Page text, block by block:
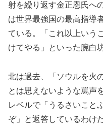
射を繰り返す金正恩氏へ
は世界最強国の最高指導
ている。「これ以上いう
けてやる」といった腕白
北は過去、「ソウルを火
とは思えないような罵声
レベルで「うるさいこと
ぞ」と返答しているわけ